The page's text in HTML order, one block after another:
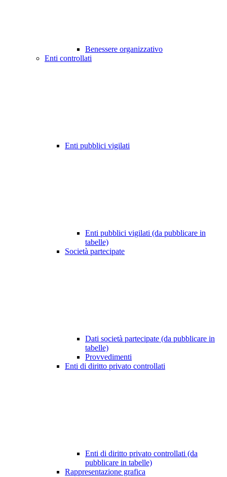
Benessere organizzativo
Enti controllati
Enti pubblici vigilati
Enti pubblici vigilati (da pubblicare in
tabelle)
Società partecipate
Dati società partecipate (da pubblicare in
tabelle)
Provvedimenti
Enti di diritto privato controllati
Enti di diritto privato controllati (da
pubblicare in tabelle)
Rappresentazione grafica